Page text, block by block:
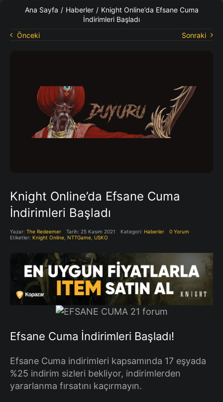
KO Rehberleri
Ana Sayfa / Haberler / Knight Online’da Efsane Cuma
İndirimleri Başladı
Önceki
Sonraki
Knight Online’da Efsane Cuma
İndirimleri Başladı
Yazar: The Redeemer Tarih: 25 Kasım 2021 Kategori: Haberler
0 Yorum
Etiketler: Knight Online NTTGame USKO
Efsane Cuma İndirimleri Başladı!
Efsane Cuma indirimleri kapsamında 17 eşyada
%25 indirim sizleri bekliyor, indirimlerden
yararlanma fırsatını kaçırmayın.